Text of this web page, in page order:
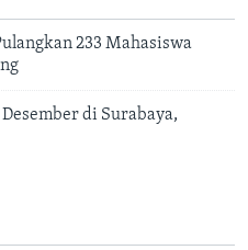
233 Mahasiswa
di Surabaya,